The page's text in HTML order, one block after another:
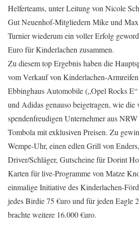
Helferteams, unter Leitung von Nicole
Gut Neuenhof-Mitgliedern Mike und Max
Turnier wiederum ein voller Erfolg
Euro für Kinderlachen zusammen.
Zu diesem top Ergebnis haben die
vom Verkauf von Kinderlachen-
Ebbinghaus Automobile („Opel Rocks
und Adidas genauso beigetragen, wie die
spendenfreudigen Unternehmer aus
Tombola mit exklusiven Preisen. Zu
Wempe-Uhr, einen edlen Grill von
Driver/Schläger, Gutscheine für Dorint
Karten für live-Programme von Matze
einmalige Initiative des Kinderlachen-
jedes Birdie 75 €uro und für jeden Eagle
brachte weitere 16.000 €uro.